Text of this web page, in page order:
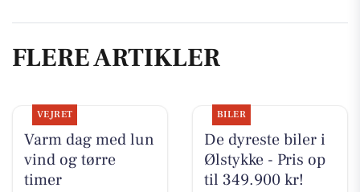
FLERE ARTIKLER
VEJRET
Varm dag med lun
vind og tørre
timer
BILER
De dyreste biler i
Ølstykke - Pris op
til 349.900 kr!